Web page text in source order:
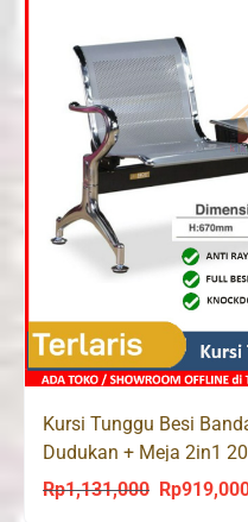
Kursi Tunggu Besi
Dudukan + Meja 2in1
Rp1,131,000
Original
Rp